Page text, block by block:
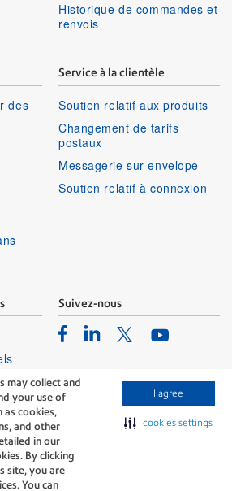
may collect and
your use of
as cookies,
and other
in our
By clicking
site, you are
You can
I agree
cookies settings
Historique de commandes et
renvois
des
Service à la clientèle
Soutien relatif aux produits
Changement de tarifs
postaux
Messagerie sur envelope
Soutien relatif à connexion
Suivez-nous
FacebookLinkedinTwitterYoutube